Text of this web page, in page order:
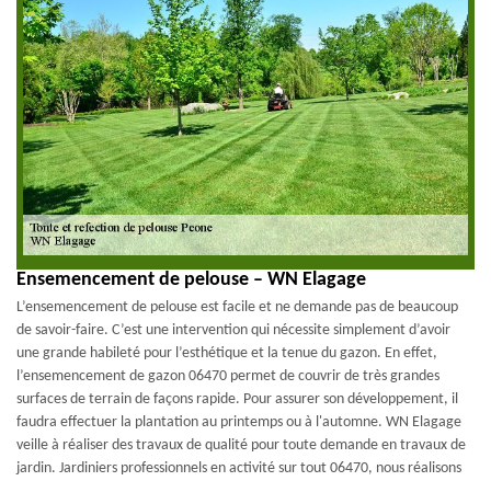
Ensemencement de pelouse – WN Elagage
L’ensemencement de pelouse est facile et ne demande pas de beaucoup
de savoir-faire. C’est une intervention qui nécessite simplement d’avoir
une grande habileté pour l’esthétique et la tenue du gazon. En effet,
l’ensemencement de gazon 06470 permet de couvrir de très grandes
surfaces de terrain de façons rapide. Pour assurer son développement, il
faudra effectuer la plantation au printemps ou à l'automne. WN Elagage
veille à réaliser des travaux de qualité pour toute demande en travaux de
jardin. Jardiniers professionnels en activité sur tout 06470, nous réalisons